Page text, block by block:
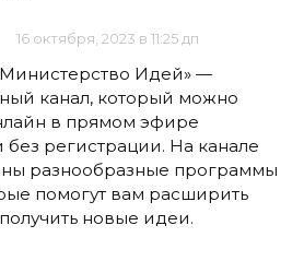
16 октября, 2023 в 11:25 дп
Идей» —
канал, который можно
в прямом эфире
без регистрации. На канале
разнообразные программы
помогут вам расширить
новые идеи.